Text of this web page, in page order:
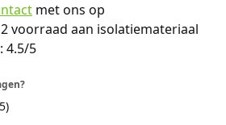
met ons op
voorraad aan isolatiemateriaal
4.5/5